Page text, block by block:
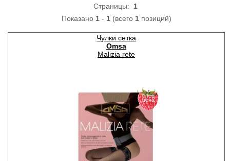
Страницы: 1
Показано 1- 1(всего 1позиций)
Чулки сетка
Omsa
Malizia rete
спец
цена